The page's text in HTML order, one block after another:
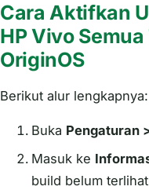
Cara Aktifkan
HP Vivo
OriginOS
Berikut alur lengkapnya:
Buka Pengaturan
Masuk ke
build belum